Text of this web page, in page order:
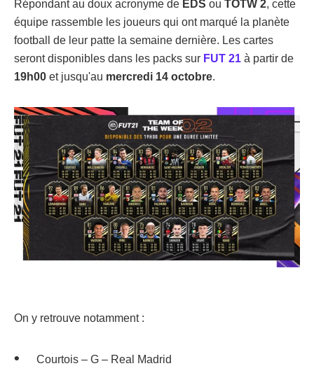
Répondant au doux acronyme de EDS ou TOTW 2, cette
équipe rassemble les joueurs qui ont marqué la planète
football de leur patte la semaine dernière. Les cartes
seront disponibles dans les packs sur FUT 21 à partir de
19h00 et jusqu'au mercredi 14 octobre.
On y retrouve notamment :
Courtois – G – Real Madrid